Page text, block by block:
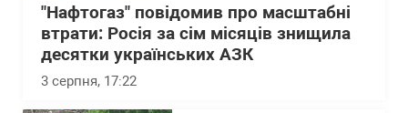
"Нафтогаз" повідомив про масштабні
втрати: Росія за сім місяців знищила
десятки українських АЗК
3 серпня, 17:22